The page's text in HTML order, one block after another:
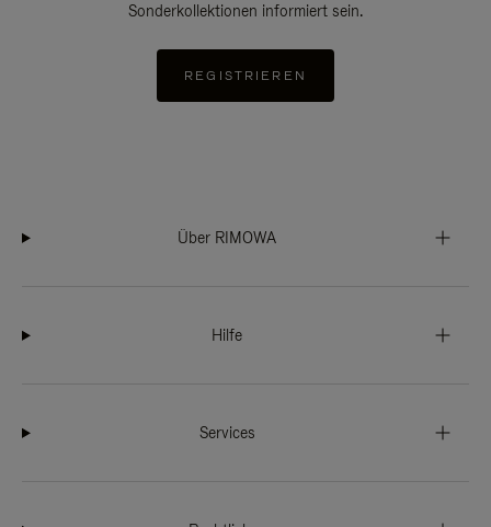
Sonderkollektionen informiert sein.
REGISTRIEREN
Über RIMOWA
Hilfe
Services